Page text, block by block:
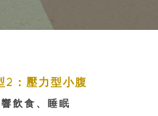
2：壓力型小腹
飲食、睡眠